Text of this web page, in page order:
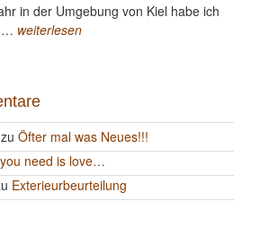
in der Umgebung von Kiel habe ich
… weiterlesen
zu Öfter mal was Neues!!!
need is love…
Exterieurbeurteilung